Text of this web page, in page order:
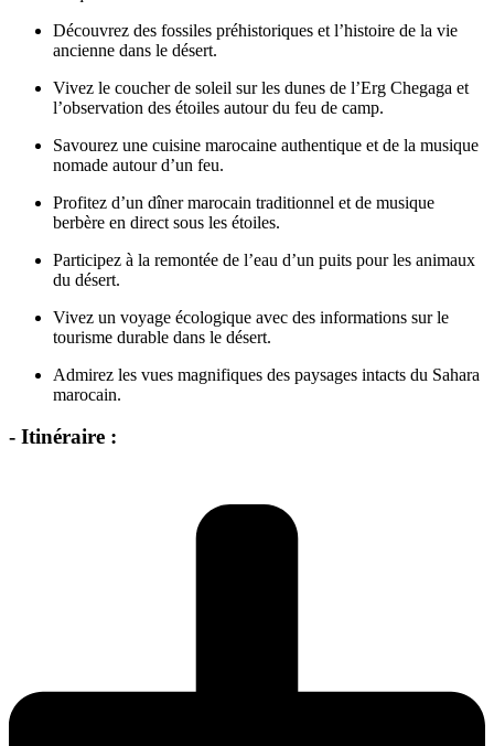
Découvrez des fossiles préhistoriques et l’histoire de la vie
ancienne dans le désert.
Vivez le coucher de soleil sur les dunes de l’Erg Chegaga et
l’observation des étoiles autour du feu de camp.
Savourez une cuisine marocaine authentique et de la musique
nomade autour d’un feu.
Profitez d’un dîner marocain traditionnel et de musique
berbère en direct sous les étoiles.
Participez à la remontée de l’eau d’un puits pour les animaux
du désert.
Vivez un voyage écologique avec des informations sur le
tourisme durable dans le désert.
Admirez les vues magnifiques des paysages intacts du Sahara
marocain.
- Itinéraire :